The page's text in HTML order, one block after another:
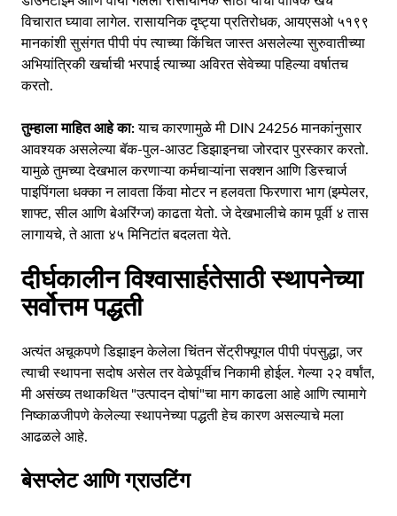
विचारात घ्यावा लागेल. रासायनिक दृष्ट्या प्रतिरोधक, आयएसओ ५१९९
मानकांशी सुसंगत पीपी पंप त्याच्या किंचित जास्त असलेल्या सुरुवातीच्या
अभियांत्रिकी खर्चाची भरपाई त्याच्या अविरत सेवेच्या पहिल्या वर्षातच
करतो.
तुम्हाला माहित आहे का:याच कारणामुळे मी DIN 24256 मानकांनुसार
आवश्यक असलेल्या बॅक-पुल-आउट डिझाइनचा जोरदार पुरस्कार करतो.
यामुळे तुमच्या देखभाल करणाऱ्या कर्मचाऱ्यांना सक्शन आणि डिस्चार्ज
पाइपिंगला धक्का न लावता किंवा मोटर न हलवता फिरणारा भाग (इम्पेलर,
शाफ्ट, सील आणि बेअरिंग्ज) काढता येतो. जे देखभालीचे काम पूर्वी ४ तास
लागायचे, ते आता ४५ मिनिटांत बदलता येते.
दीर्घकालीन विश्वासार्हतेसाठी स्थापनेच्या
सर्वोत्तम पद्धती
अत्यंत अचूकपणे डिझाइन केलेला चिंतन सेंट्रीफ्यूगल पीपी पंपसुद्धा, जर
त्याची स्थापना सदोष असेल तर वेळेपूर्वीच निकामी होईल. गेल्या २२ वर्षांत,
मी असंख्य तथाकथित "उत्पादन दोषां"चा माग काढला आहे आणि त्यामागे
निष्काळजीपणे केलेल्या स्थापनेच्या पद्धती हेच कारण असल्याचे मला
आढळले आहे.
बेसप्लेट आणि ग्राउटिंग